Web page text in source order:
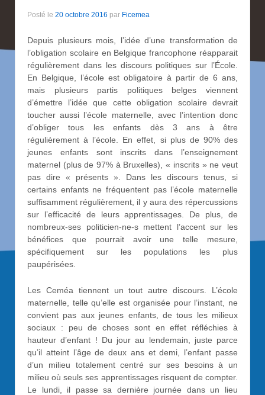
Posté le 20 octobre 2016 par Ficemea
Depuis plusieurs mois, l’idée d’une transformation de
l’obligation scolaire en Belgique francophone réapparait
régulièrement dans les discours politiques sur l’École.
En Belgique, l’école est obligatoire à partir de 6 ans,
mais plusieurs partis politiques belges viennent
d’émettre l’idée que cette obligation scolaire devrait
toucher aussi l’école maternelle, avec l’intention donc
d’obliger tous les enfants dès 3 ans à être
régulièrement à l’école. En effet, si plus de 90% des
jeunes enfants sont inscrits dans l’enseignement
maternel (plus de 97% à Bruxelles), « inscrits » ne veut
pas dire « présents ». Dans les discours tenus, si
certains enfants ne fréquentent pas l’école maternelle
suffisamment régulièrement, il y aura des répercussions
sur l’efficacité de leurs apprentissages. De plus, de
nombreux-ses politicien-ne-s mettent l’accent sur les
bénéfices que pourrait avoir une telle mesure,
spécifiquement sur les populations les plus
paupérisées.
Les Ceméa tiennent un tout autre discours. L’école
maternelle, telle qu’elle est organisée pour l’instant, ne
convient pas aux jeunes enfants, de tous les milieux
sociaux : peu de choses sont en effet réfléchies à
hauteur d’enfant ! Du jour au lendemain, juste parce
qu’il atteint l’âge de deux ans et demi, l’enfant passe
d’un milieu totalement centré sur ses besoins à un
milieu où seuls ses apprentissages risquent de compter.
Le lundi, il passe sa dernière journée dans un lieu